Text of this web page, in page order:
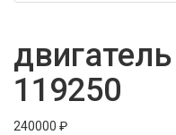
119250
240000 ₽